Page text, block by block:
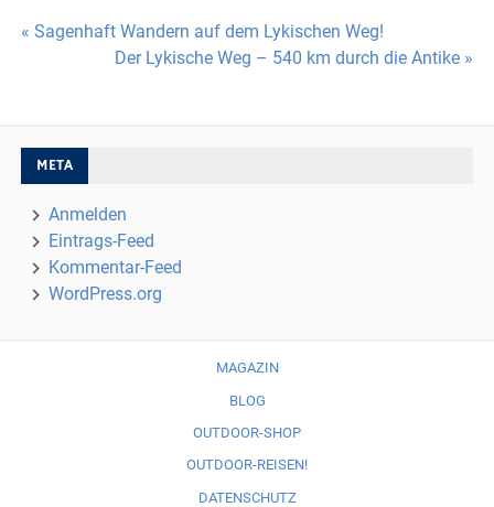
Beitragsnavigation
« Sagenhaft Wandern auf dem Lykischen Weg!
Der Lykische Weg – 540 km durch die Antike »
META
Anmelden
Eintrags-Feed
Kommentar-Feed
WordPress.org
MAGAZIN
BLOG
OUTDOOR-SHOP
OUTDOOR-REISEN!
DATENSCHUTZ